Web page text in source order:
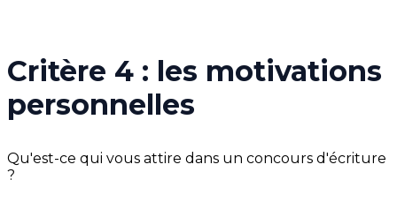
Critère 4 : les motivations
personnelles
Qu'est-ce qui vous attire dans un concours d'écriture
?